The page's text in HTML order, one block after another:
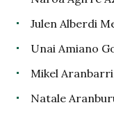
Julen Alberdi
Unai Amiano
Mikel
Natale